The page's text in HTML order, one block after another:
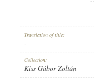
Translation of title:
-
Collection:
Kiss Gábor Zoltán